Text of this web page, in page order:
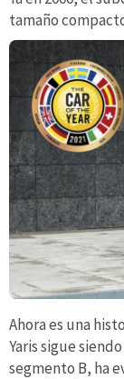
tamaño
Ahora es una
Yaris sigue
segmento B, ha